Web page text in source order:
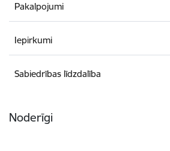
Pakalpojumi
Iepirkumi
Sabiedrības līdzdalība
Noderīgi